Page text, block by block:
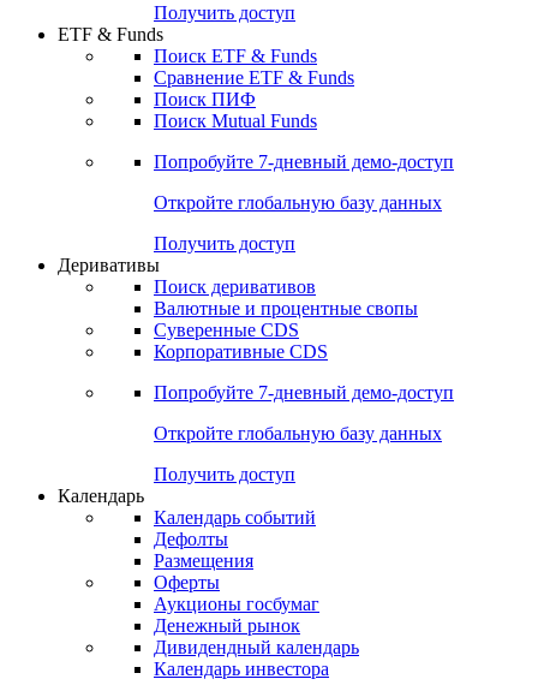
Получить доступ
ETF & Funds
Поиск ETF & Funds
Сравнение ETF & Funds
Поиск ПИФ
Поиск Mutual Funds
Попробуйте 7-дневный демо-доступ
Откройте глобальную базу данных
Получить доступ
Деривативы
Поиск деривативов
Валютные и процентные свопы
Суверенные CDS
Корпоративные CDS
Попробуйте 7-дневный демо-доступ
Откройте глобальную базу данных
Получить доступ
Календарь
Календарь событий
Дефолты
Размещения
Оферты
Аукционы госбумаг
Денежный рынок
Дивидендный календарь
Календарь инвестора